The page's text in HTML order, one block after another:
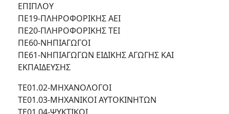
ΕΠΙΠΛΟΥ
ΠΕ19-ΠΛΗΡΟΦΟΡΙΚΗΣ ΑΕΙ
ΠΕ20-ΠΛΗΡΟΦΟΡΙΚΗΣ ΤΕΙ
ΠΕ60-ΝΗΠΙΑΓΩΓΟΙ
ΠΕ61-ΝΗΠΙΑΓΩΓΩΝ ΕΙΔΙΚΗΣ ΑΓΩΓΗΣ ΚΑΙ
ΕΚΠΑΙΔΕΥΣΗΣ
ΤΕ01.02-ΜΗΧΑΝΟΛΟΓΟΙ
ΤΕ01.03-ΜΗΧΑΝΙΚΟΙ ΑΥΤΟΚΙΝΗΤΩΝ